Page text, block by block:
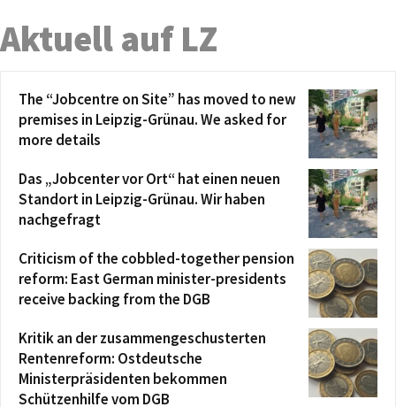
Aktuell auf LZ
The “Jobcentre on Site” has moved to new
premises in Leipzig-Grünau. We asked for
more details
Das „Jobcenter vor Ort“ hat einen neuen
Standort in Leipzig-Grünau. Wir haben
nachgefragt
Criticism of the cobbled-together pension
reform: East German minister-presidents
receive backing from the DGB
Kritik an der zusammengeschusterten
Rentenreform: Ostdeutsche
Ministerpräsidenten bekommen
Schützenhilfe vom DGB